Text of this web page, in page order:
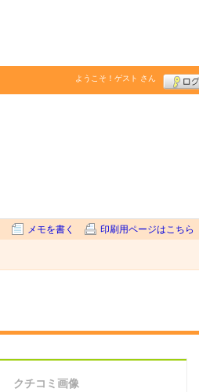
ようこそ！ ゲスト さん
メモを書く 印刷用ページはこちら
クチコミ画像